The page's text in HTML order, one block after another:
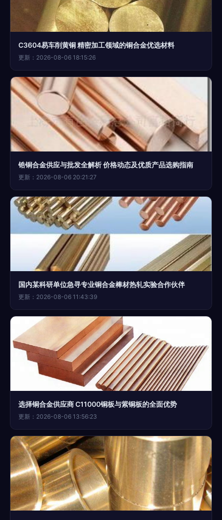
C3604易车削黄铜 精密加工领域的铜合金优选材料
更新：2026-08-06 18:15:26
锆铜合金供应与批发全解析 价格动态及优质产品选购指南
更新：2026-08-06 20:21:27
国内某科研单位急寻专业铜合金棒材热轧实验合作伙伴
更新：2026-08-06 11:43:39
选择铜合金供应商 C11000铜板与紫铜板的全面优势
更新：2026-08-06 13:56:23